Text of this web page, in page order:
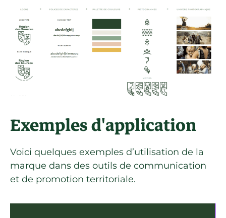
Exemples d'application
Voici quelques exemples d’utilisation de la
marque dans des outils de communication
et de promotion territoriale.